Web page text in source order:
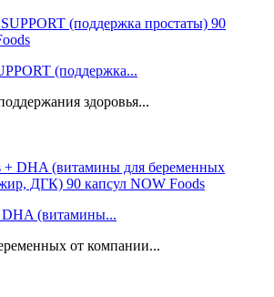
(поддержка...
здоровья...
DHA (витамины...
от компании...